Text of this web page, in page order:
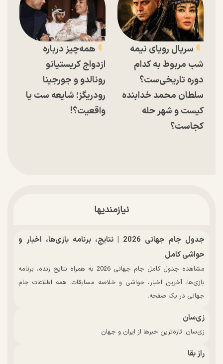
سریال رویای نیمه
شب مربوط به کدام
دوره تاریخی‌ست؟
سلطان محمد خدابنده
کیست و شهر حله
کجاست؟
همه‌چیز درباره
ازدواج کریستیانو
رونالدو و جورجینا
رودریگز؛ شایعه ست یا
واقعیت؟!
نیازمندیها
جدول جام جهانی 2026 | نتایج، برنامه بازی‌ها، اخبار و
حواشی کامل
مشاهده جدول کامل جام جهانی 2026 به همراه نتایج زنده، برنامه
بازی‌ها، آخرین اخبار، حواشی و خلاصه مسابقات. همه اطلاعات جام
جهانی در یک صفحه.
زی‌سان
زی‌سان: تازه‌ترین خبرها از ایران و جهان
راز بقا